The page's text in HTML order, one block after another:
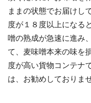
ままの状態でお届けし
度が１８度以上になる
噌の熟成が急速に進み
て、麦味噌本来の味を
度が高い貨物コンテナ
は、お勧めしておりま